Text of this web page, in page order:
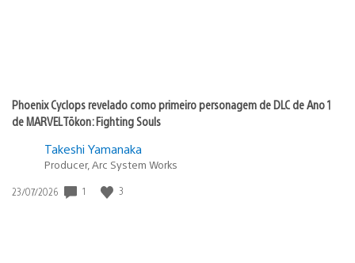
Phoenix Cyclops revelado como primeiro personagem de DLC de Ano 1
de MARVEL Tōkon: Fighting Souls
Takeshi Yamanaka
Producer, Arc System Works
Data
23/07/2026 1 3